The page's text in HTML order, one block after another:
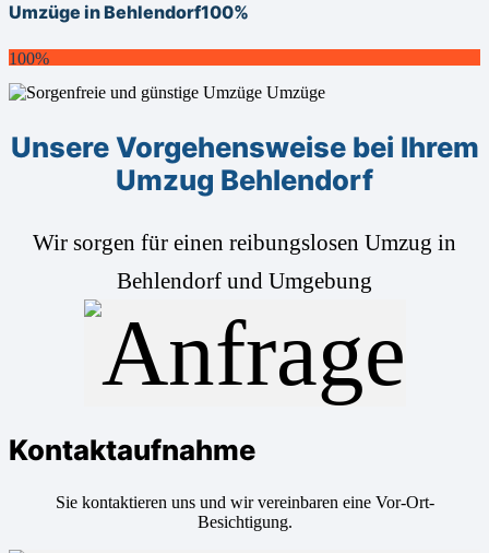
Umzüge in Behlendorf100%
100%
Unsere Vorgehensweise bei Ihrem
Umzug Behlendorf
Wir sorgen für einen reibungslosen Umzug in
Behlendorf und Umgebung
Kontaktaufnahme
Sie kontaktieren uns und wir vereinbaren eine Vor-Ort-
Besichtigung.